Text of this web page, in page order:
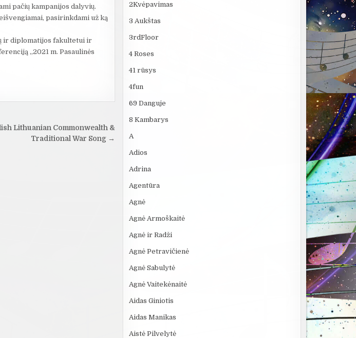
pačių kampanijos dalyvių.
pasirinkdami už ką
ir diplomatijos fakultetui ir
„2021 m. Pasaulinės
Lithuanian Commonwealth &
Traditional War Song →
2Kvėpavimas
3 Aukštas
3rdFloor
4 Roses
41 rūsys
4fun
69 Danguje
8 Kambarys
A
Adios
Adrina
Agentūra
Agnė
Agnė Armoškaitė
Agnė ir Radži
Agnė Petravičienė
Agnė Sabulytė
Agnė Vaitekėnaitė
Aidas Giniotis
Aidas Manikas
Aistė Pilvelytė